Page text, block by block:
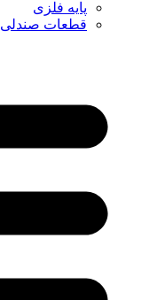
پایه فلزی
قطعات صندلی